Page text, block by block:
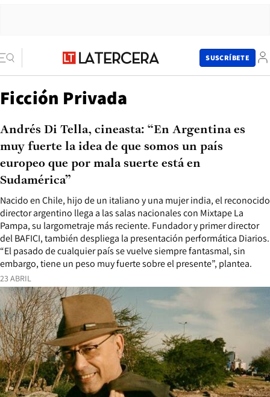
SUSCRÍBETE
Ficción Privada
23 ABRIL
Nacido en Chile, hijo de un italiano y una mujer india, el reconocido
director argentino llega a las salas nacionales con Mixtape La
Pampa, su largometraje más reciente. Fundador y primer director
del BAFICI, también despliega la presentación performática Diarios.
“El pasado de cualquier país se vuelve siempre fantasmal, sin
embargo, tiene un peso muy fuerte sobre el presente”, plantea.
Andrés Di Tella, cineasta: “En Argentina es
muy fuerte la idea de que somos un país
europeo que por mala suerte está en
Sudamérica”